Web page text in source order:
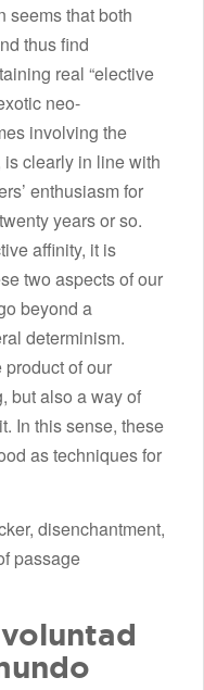
seems that both
thus find
real “elective
neo-
involving the
clearly in line with
enthusiasm for
years or so.
affinity, it is
two aspects of our
beyond a
determinism.
of our
but also a way of
In this sense, these
as techniques for
disenchantment,
passage